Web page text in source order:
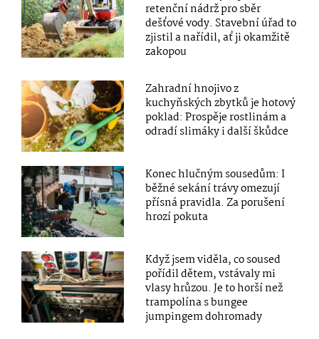
retenční nádrž pro sběr
dešťové vody. Stavební úřad to
zjistil a nařídil, ať ji okamžitě
zakopou
Zahradní hnojivo z
kuchyňských zbytků je hotový
poklad: Prospěje rostlinám a
odradí slimáky i další škůdce
Konec hlučným sousedům: I
běžné sekání trávy omezují
přísná pravidla. Za porušení
hrozí pokuta
Když jsem viděla, co soused
pořídil dětem, vstávaly mi
vlasy hrůzou. Je to horší než
trampolína s bungee
jumpingem dohromady